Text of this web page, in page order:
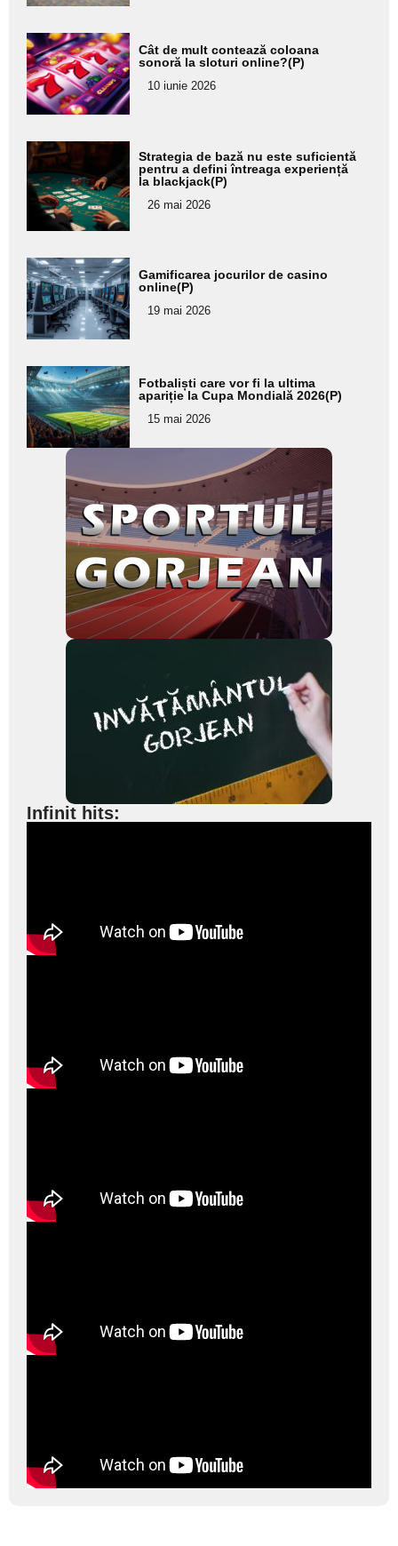
Adaugă
aici textul
pentru
subtitlu
Cât de mult contează coloana
sonoră la sloturi online?(P)
10 iunie 2026
Adaugă
aici textul
pentru
subtitlu
Strategia de bază nu este suficientă
pentru a defini întreaga experiență
la blackjack(P)
26 mai 2026
Adaugă
aici textul
pentru
subtitlu
Gamificarea jocurilor de casino
online(P)
19 mai 2026
Adaugă
aici textul
pentru
subtitlu
Fotbaliști care vor fi la ultima
apariție la Cupa Mondială 2026(P)
15 mai 2026
Infinit hits: